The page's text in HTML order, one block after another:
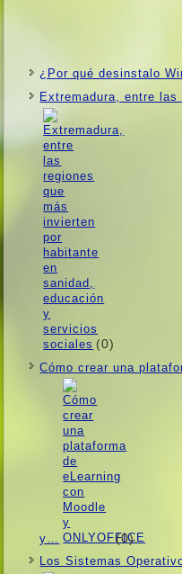
¿Por qué desinstalo
Extremadura, entre
(0)
Cómo crear una
y… (0)
Los Sistemas